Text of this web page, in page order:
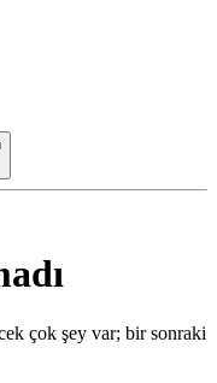
çok şey var; bir sonraki